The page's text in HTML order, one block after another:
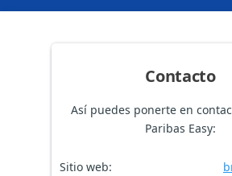
Contacto
Así puedes ponerte en
Paribas Easy:
Sitio web: